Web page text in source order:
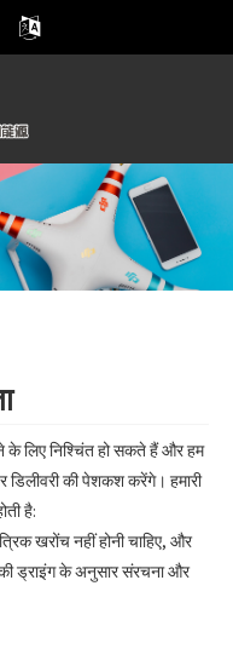
के लिए निश्चिंत हो सकते हैं और हम
की पेशकश करेंगे। हमारी
है:
खरोंच नहीं होनी चाहिए, और
की ड्राइंग के अनुसार संरचना और